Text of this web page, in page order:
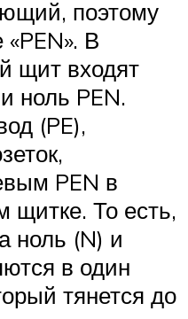
поэтому
В
щит входят
ноль PEN.
(PE),
PEN в
щитке. То есть,
ноль (N) и
в один
тянется до